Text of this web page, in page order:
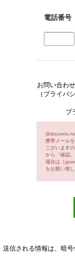
電話番号
お問い合わ
（プライバ
プ
携帯メール
ございます
から「確認
場合は［
をお願い致し
送信される情報は、暗